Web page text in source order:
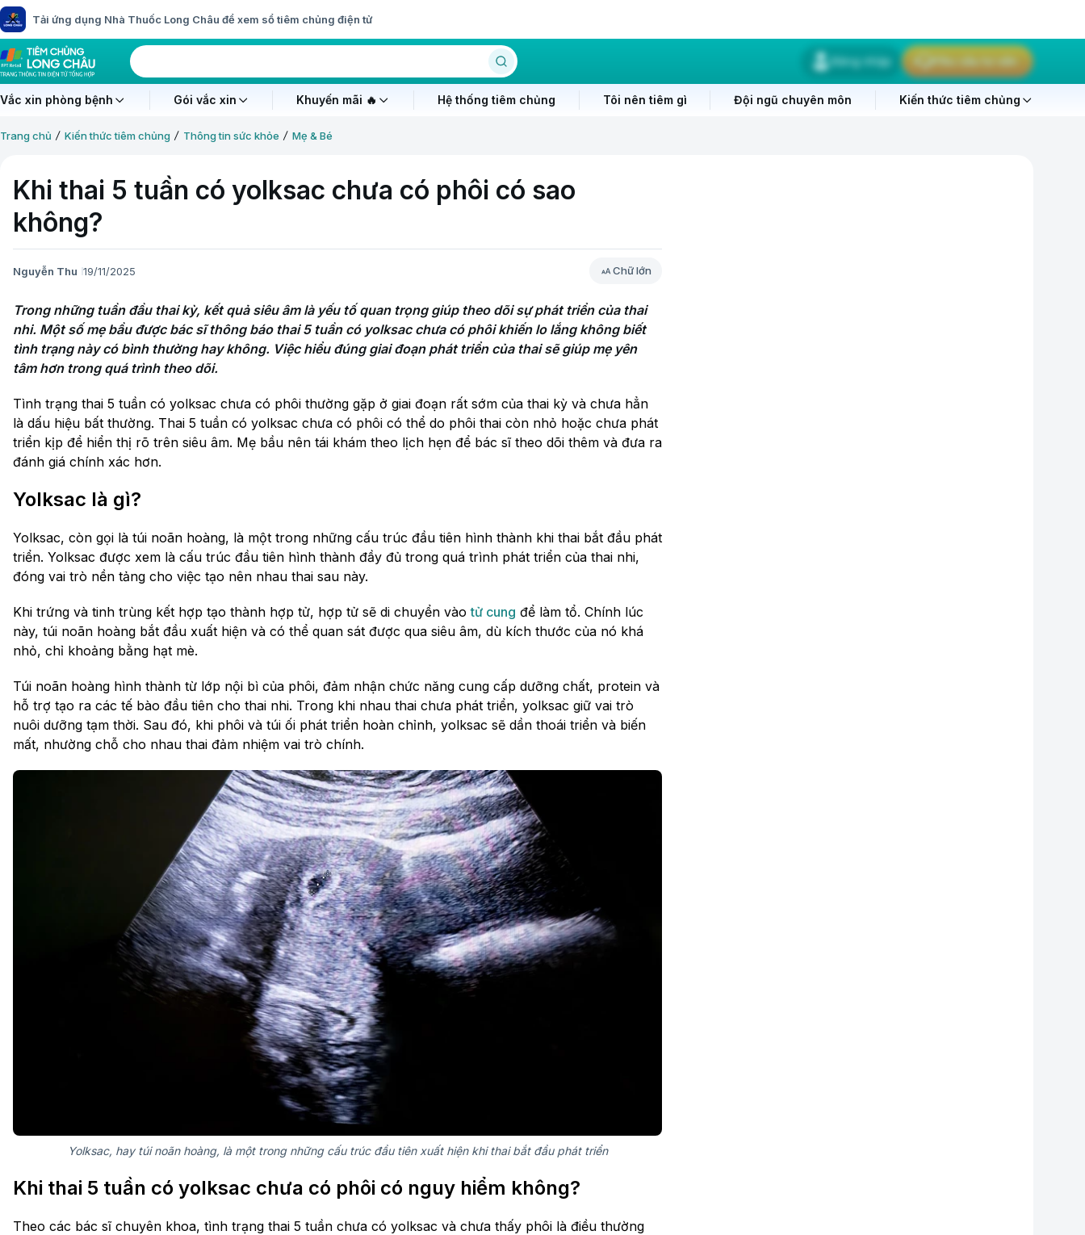
Tải ứng dụng Nhà Thuốc Long Châu để xem sổ tiêm chủng điện tử
Đăng nhập Yêu cầu tư vấn
Vắc xin phòng bệnh Gói vắc xin Khuyến mãi 🔥 Hệ thống tiêm chủng Tôi nên tiêm gì Đội ngũ chuyên môn Kiến thức tiêm chủng
Trang chủ Kiến thức tiêm chủng Thông tin sức khỏe Mẹ & Bé
Khi thai 5 tuần có yolksac chưa có phôi có sao
không?
Nguyễn Thu 19/11/2025 Chữ lớn
Trong những tuần đầu thai kỳ, kết quả siêu âm là yếu tố quan trọng giúp theo dõi sự phát triển của thai
nhi. Một số mẹ bầu được bác sĩ thông báo thai 5 tuần có yolksac chưa có phôi khiến lo lắng không biết
tình trạng này có bình thường hay không. Việc hiểu đúng giai đoạn phát triển của thai sẽ giúp mẹ yên
tâm hơn trong quá trình theo dõi.
Tình trạng thai 5 tuần có yolksac chưa có phôi thường gặp ở giai đoạn rất sớm của thai kỳ và chưa hẳn
là dấu hiệu bất thường. Thai 5 tuần có yolksac chưa có phôi có thể do phôi thai còn nhỏ hoặc chưa phát
triển kịp để hiển thị rõ trên siêu âm. Mẹ bầu nên tái khám theo lịch hẹn để bác sĩ theo dõi thêm và đưa ra
đánh giá chính xác hơn.
Yolksac là gì?
Yolksac, còn gọi là túi noãn hoàng, là một trong những cấu trúc đầu tiên hình thành khi thai bắt đầu phát
triển. Yolksac được xem là cấu trúc đầu tiên hình thành đầy đủ trong quá trình phát triển của thai nhi,
đóng vai trò nền tảng cho việc tạo nên nhau thai sau này.
Khi trứng và tinh trùng kết hợp tạo thành hợp tử, hợp tử sẽ di chuyển vàotử cung để làm tổ. Chính lúc
này, túi noãn hoàng bắt đầu xuất hiện và có thể quan sát được qua siêu âm, dù kích thước của nó khá
nhỏ, chỉ khoảng bằng hạt mè.
Túi noãn hoàng hình thành từ lớp nội bì của phôi, đảm nhận chức năng cung cấp dưỡng chất, protein và
hỗ trợ tạo ra các tế bào đầu tiên cho thai nhi. Trong khi nhau thai chưa phát triển, yolksac giữ vai trò
nuôi dưỡng tạm thời. Sau đó, khi phôi và túi ối phát triển hoàn chỉnh, yolksac sẽ dần thoái triển và biến
mất, nhường chỗ cho nhau thai đảm nhiệm vai trò chính.
Yolksac, hay túi noãn hoàng, là một trong những cấu trúc đầu tiên xuất hiện khi thai bắt đầu phát triển
Khi thai 5 tuần có yolksac chưa có phôi có nguy hiểm không?
Theo các bác sĩ chuyên khoa, tình trạng thai 5 tuần chưa có yolksac và chưa thấy phôi là điều thường